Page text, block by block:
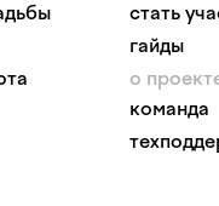
стать
гайды
о
команда